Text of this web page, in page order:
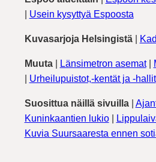
Usein kysyttyä Espoosta
Kuvasarjoja Helsingistä|
Muuta| Länsimetron asemat|
Urheilupuistot,-kentät ja -hallit
Suosittua näillä sivuilla|
Kuninkaantien lukio|
Kuvia Suursaaresta ennen